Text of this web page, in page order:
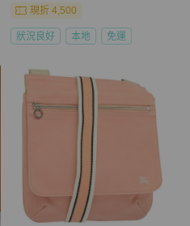
現折 4,500
狀況良好 本地 免運